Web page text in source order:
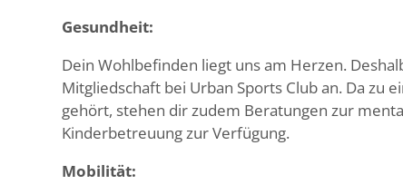
Gesundheit:
Dein Wohlbefinden liegt uns am Herzen.
Mitgliedschaft bei Urban Sports Club an. Da zu
gehört, stehen dir zudem Beratungen zur
Kinderbetreuung zur Verfügung.
Mobilität: